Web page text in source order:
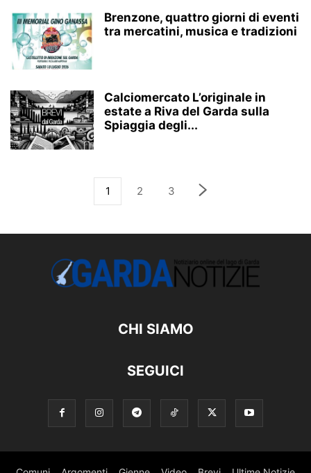
Brenzone, quattro giorni di eventi
tra mercatini, musica e tradizioni
Calciomercato L’originale in
estate a Riva del Garda sulla
Spiaggia degli...
1 2 3
CHI SIAMO
SEGUICI